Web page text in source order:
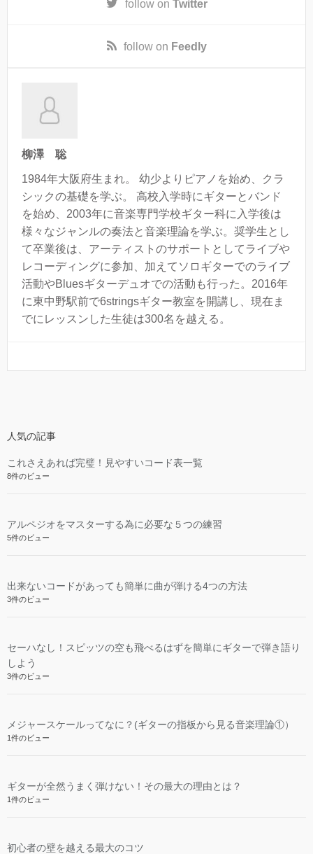
follow on Twitter
follow on Feedly
柳澤 聡
1984年大阪府生まれ。 幼少よりピアノを始め、クラ
シックの基礎を学ぶ。 高校入学時にギターとバンド
を始め、2003年に音楽専門学校ギター科に入学後は
様々なジャンルの奏法と音楽理論を学ぶ。奨学生とし
て卒業後は、アーティストのサポートとしてライブや
レコーディングに参加、加えてソロギターでのライブ
活動やBluesギターデュオでの活動も行った。2016年
に東中野駅前で6stringsギター教室を開講し、現在ま
でにレッスンした生徒は300名を越える。
人気の記事
これさえあれば完璧！見やすいコード表一覧
8件のビュー
アルペジオをマスターする為に必要な５つの練習
5件のビュー
出来ないコードがあっても簡単に曲が弾ける4つの方法
3件のビュー
セーハなし！スピッツの空も飛べるはずを簡単にギターで弾き語り
しよう
3件のビュー
メジャースケールってなに？(ギターの指板から見る音楽理論①）
1件のビュー
ギターが全然うまく弾けない！その最大の理由とは？
1件のビュー
初心者の壁を越える最大のコツ